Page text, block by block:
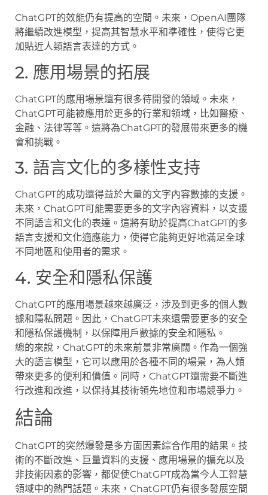
ChatGPT的效能仍有提高的空間。未來，OpenAI團隊
將繼續改進模型，提高其智慧水平和準確性，使得它更
加貼近人類語言表達的方式。
2. 應用場景的拓展
ChatGPT的應用場景還有很多待開發的領域。未來，
ChatGPT可能被應用於更多的行業和領域，比如醫療、
金融、法律等等。這將為ChatGPT的發展帶來更多的機
會和挑戰。
3. 語言文化的多樣性支持
ChatGPT的成功還得益於大量的文字內容數據的支援。
未來，ChatGPT可能需要更多的文字內容資料，以支援
不同語言和文化的表達。這將有助於提高ChatGPT的多
語言支援和文化適應能力，使得它能夠更好地滿足全球
不同地區和使用者的需求。
4. 安全和隱私保護
ChatGPT的應用場景越來越廣泛，涉及到更多的個人數
據和隱私問題。因此，ChatGPT未來還需要更多的安全
和隱私保護機制，以保障用戶數據的安全和隱私。
總的來說，ChatGPT的未來前景非常廣闊。作為一個強
大的語言模型，它可以應用於各種不同的場景，為人類
帶來更多的便利和價值。同時，ChatGPT還需要不斷進
行改進和改進，以保持其技術領先地位和市場競爭力。
結論
ChatGPT的突然爆發是多方面因素綜合作用的結果。技
術的不斷改進、巨量資料的支援、應用場景的擴充以及
非技術因素的影響，都促使ChatGPT成為當今人工智慧
領域中的熱門話題。未來，ChatGPT仍有很多發展空間